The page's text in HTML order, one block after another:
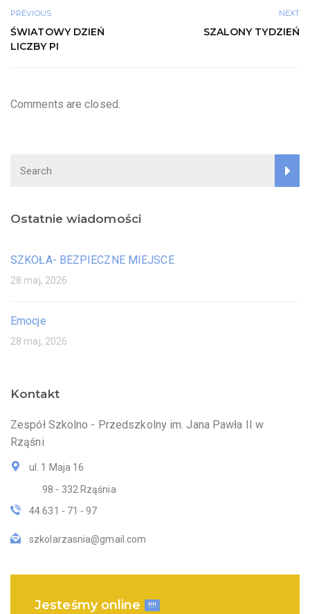
PREVIOUS
ŚWIATOWY DZIEŃ
LICZBY PI
NEXT
SZALONY TYDZIEŃ
Comments are closed.
Ostatnie wiadomości
SZKOŁA- BEZPIECZNE MIEJSCE
28 maj, 2026
Emocje
28 maj, 2026
Kontakt
Zespół Szkolno - Przedszkolny im. Jana Pawła II w
Rząśni
ul. 1 Maja 16
98 - 332 Rząśnia
44 631 - 71 - 97
szkolarzasnia@gmail.com
Jesteśmy online !!!!